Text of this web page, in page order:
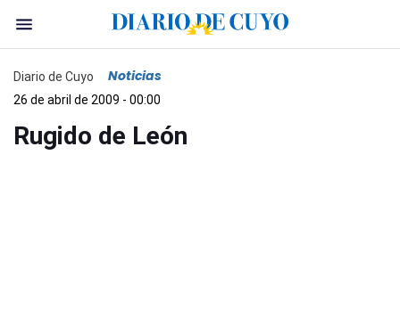
Diario de Cuyo Noticias
26 de abril de 2009 - 00:00
Rugido de León